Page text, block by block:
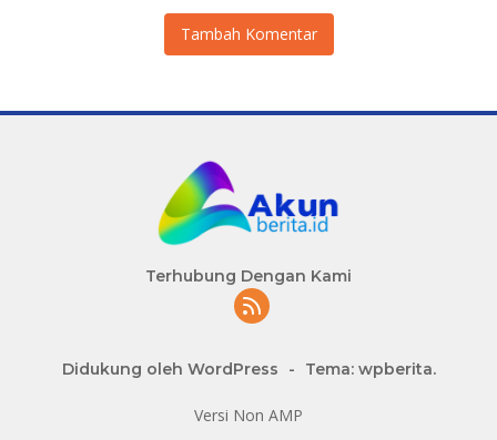
Tambah Komentar
Terhubung Dengan Kami
Didukung oleh WordPress - Tema: wpberita.
Versi Non AMP